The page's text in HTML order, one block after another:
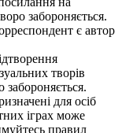
забороняється.
є автор
творів
для осіб
іграх може
правил